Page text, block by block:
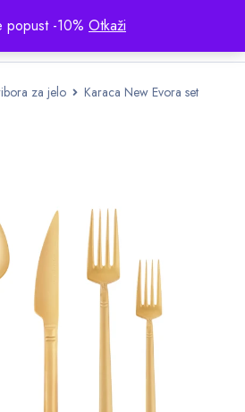
popust -10% Otkaži
za jelo
Karaca New Evora set